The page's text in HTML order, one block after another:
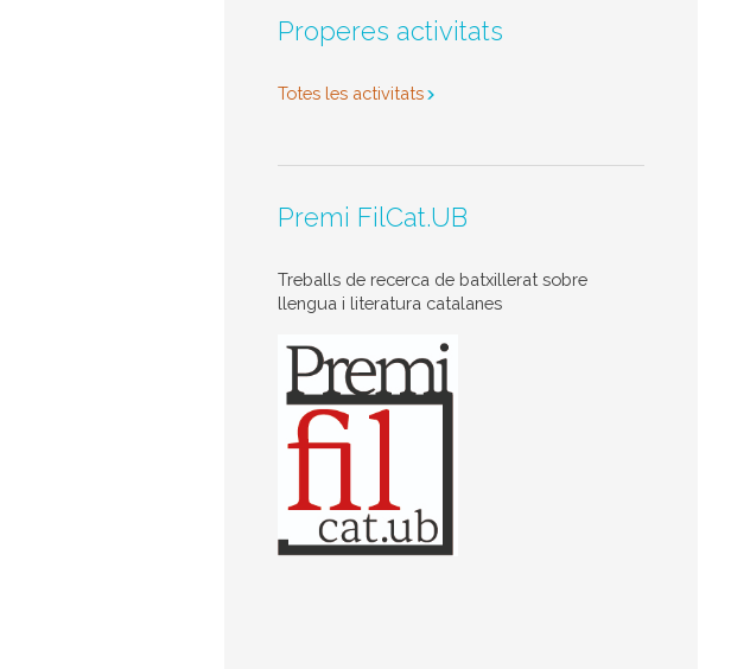
Properes activitats
Totes les activitats
Premi FilCat.UB
Treballs de recerca de batxillerat sobre
llengua i literatura catalanes